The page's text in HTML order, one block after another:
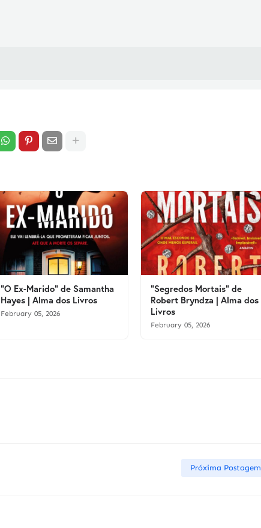
"O Ex-Marido" de Samantha
Hayes | Alma dos Livros
February 05, 2026
"Segredos Mortais" de
Robert Bryndza | Alma dos
Livros
February 05, 2026
Próxima Postagem